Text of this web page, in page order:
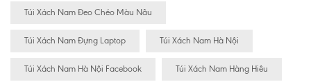
Túi Xách Nam Đeo Chéo Màu Nâu
Túi Xách Nam Đựng Laptop Túi Xách Nam Hà Nội
Túi Xách Nam Hà Nội Facebook Túi Xách Nam Hàng Hiêu